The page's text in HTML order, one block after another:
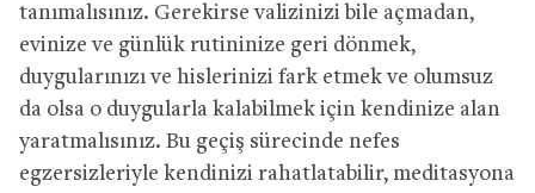
tanımalısınız. Gerekirse valizinizi bile açmadan,
evinize ve günlük rutininize geri dönmek,
duygularınızı ve hislerinizi fark etmek ve olumsuz
da olsa o duygularla kalabilmek için kendinize alan
yaratmalısınız. Bu geçiş sürecinde nefes
egzersizleriyle kendinizi rahatlatabilir, meditasyona